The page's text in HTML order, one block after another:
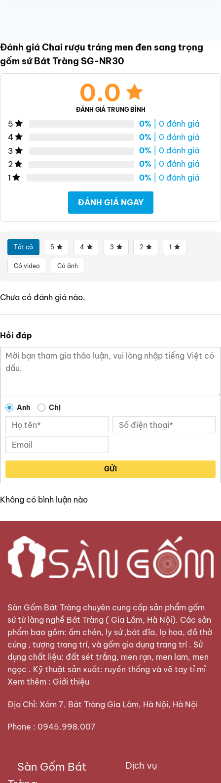
Đánh giá Chai rượu tráng men đen sang trọng
gốm sứ Bát Tràng SG-NR30
0.0
ĐÁNH GIÁ TRUNG BÌNH
5 0% | 0 đánh giá
4
0% | 0 đánh giá
3
0% | 0 đánh giá
2
0% | 0 đánh giá
1
0% | 0 đánh giá
ĐÁNH GIÁ NGAY
Tất cả 5 4 3 2 1
Có video Có ảnh
Chưa có đánh giá nào.
Hỏi đáp
Anh Chị
GỬI
Không có bình luận nào
Sàn Gốm Bát Tràng chuyên cung cấp sản phẩm gốm
sứ từ làng nghề Bát Tràng ( Gia Lâm, Hà Nội). Các sản
phẩm bao gồm: ấm chén, ly sứ ,bát đĩa, lọ hoa, đồ thờ
cúng , tượng trang trí, và gốm gia dụng trang trí . Sử
dụng chất liệu: đất sét trắng, men rạn, men lam, men
ngọc . Kỹ thuật sản xuất: ruyền thống và vẽ tay tỉ mỉ
Xem thêm : Giới thiệu
Địa Chỉ: Xóm 7, Bát Tràng Gia Lâm, Hà Nội, Hà Nội
Phone : 0945.998.007
Sàn Gốm Bát
Dịch vụ